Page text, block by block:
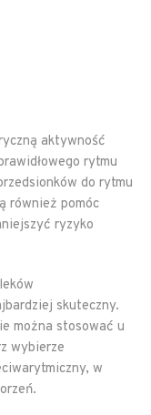
aktywność
rytmu
do rytmu
również pomóc
ryzyko
skuteczny.
można stosować u
wybierze
w